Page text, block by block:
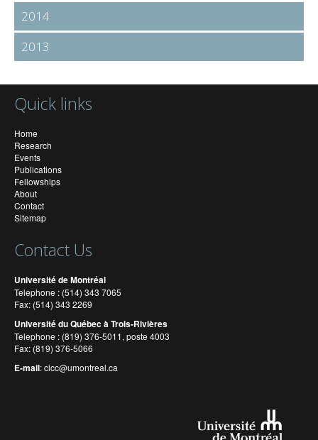
2014
2013
Quick links
Home
Research
Events
Publications
Fellowships
About
Contact
Sitemap
Contact Us
Université de Montréal
Telephone : (514) 343 7065
Fax: (514) 343 2269
Université du Québec à Trois-Rivières
Telephone : (819) 376-5011, poste 4003
Fax: (819) 376-5066
E-mail:cicc@umontreal.ca